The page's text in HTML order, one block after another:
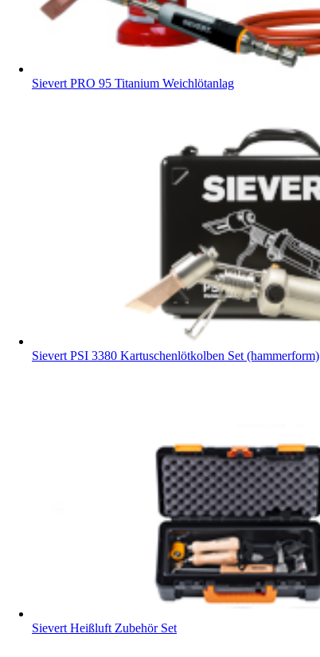
Sievert PRO 95 Titanium Weichlötanlag
Sievert PSI 3380 Kartuschenlötkolben Set (hammerform)
Sievert Heißluft Zubehör Set